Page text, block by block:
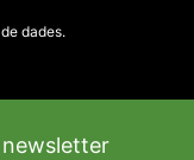
dades.